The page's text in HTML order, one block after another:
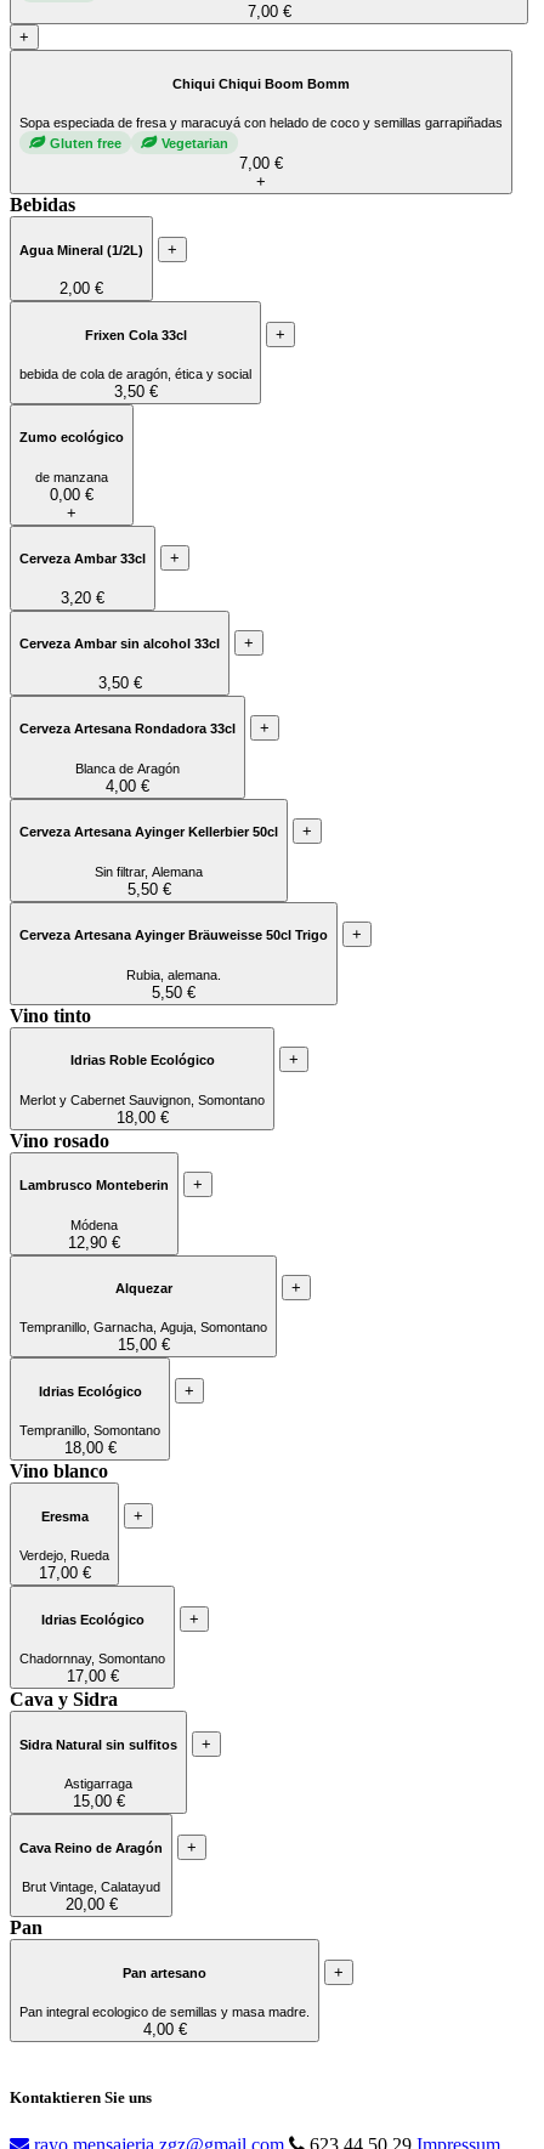
7,00 €
+
Chiqui Chiqui Boom Bomm
Sopa especiada de fresa y maracuyá con helado de coco y semillas garrapiñadas
Gluten free
Vegetarian
7,00 €
+
Bebidas
Agua Mineral (1/2L)
2,00 €
+
Frixen Cola 33cl
bebida de cola de aragón, ética y social
3,50 €
+
Zumo ecológico
de manzana
0,00 €
+
Cerveza Ambar 33cl
3,20 €
+
Cerveza Ambar sin alcohol 33cl
3,50 €
+
Cerveza Artesana Rondadora 33cl
Blanca de Aragón
4,00 €
+
Cerveza Artesana Ayinger Kellerbier 50cl
Sin filtrar, Alemana
5,50 €
+
Cerveza Artesana Ayinger Bräuweisse 50cl Trigo
Rubia, alemana.
5,50 €
+
Vino tinto
Idrias Roble Ecológico
Merlot y Cabernet Sauvignon, Somontano
18,00 €
+
Vino rosado
Lambrusco Monteberin
Módena
12,90 €
+
Alquezar
Tempranillo, Garnacha, Aguja, Somontano
15,00 €
+
Idrias Ecológico
Tempranillo, Somontano
18,00 €
+
Vino blanco
Eresma
Verdejo, Rueda
17,00 €
+
Idrias Ecológico
Chadornnay, Somontano
17,00 €
+
Cava y Sidra
Sidra Natural sin sulfitos
Astigarraga
15,00 €
+
Cava Reino de Aragón
Brut Vintage, Calatayud
20,00 €
+
Pan
Pan artesano
Pan integral ecologico de semillas y masa madre.
4,00 €
+
Kontaktieren Sie uns